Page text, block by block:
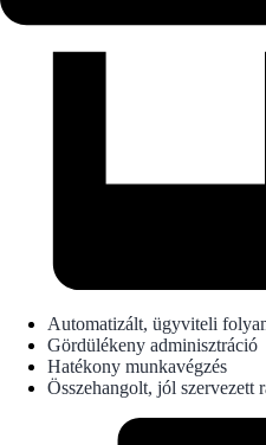
Automatizált, ügyviteli
Gördülékeny adminisztráció
Hatékony munkavégzés
Összehangolt, jól szervezett